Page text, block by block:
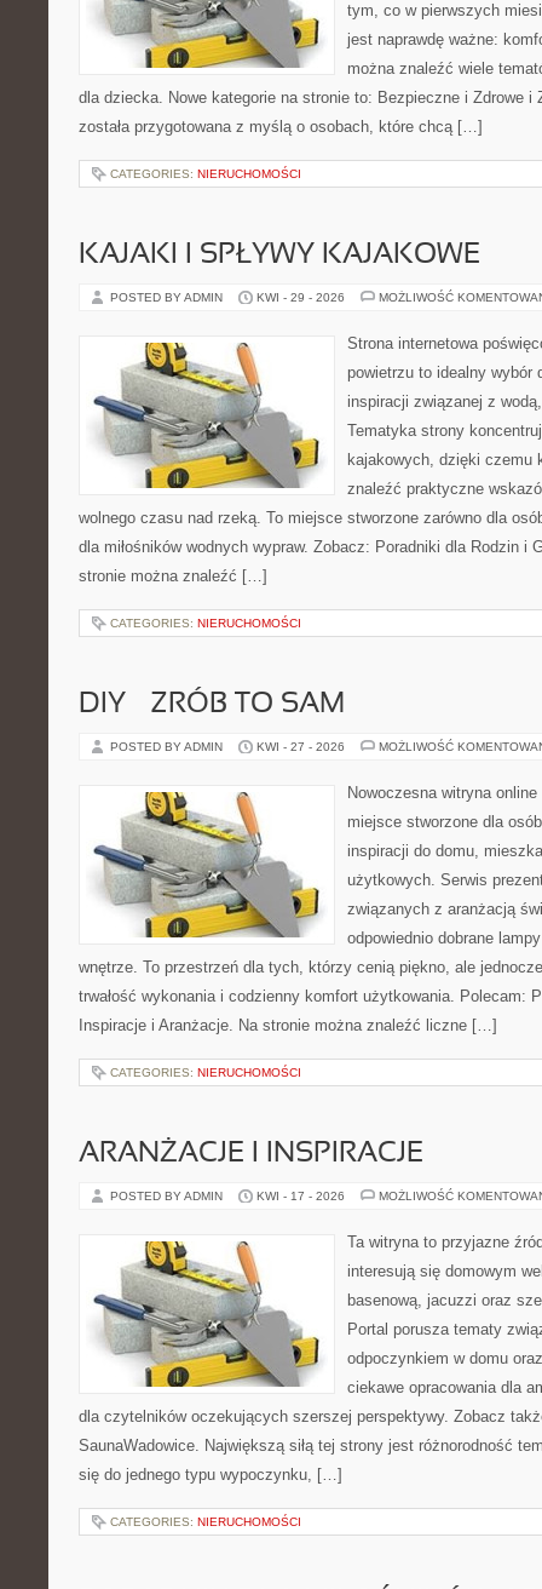
tym, co w pierwszych
jest naprawdę ważne:
można znaleźć wiele
dla dziecka. Nowe kategorie na stronie to: Bezpieczne i Zdrowe i
została przygotowana z myślą o osobach, które chcą […]
CATEGORIES: NIERUCHOMOŚCI
KAJAKI I SPŁYWY KAJAKOWE
POSTED BY ADMIN KWI - 29 - 2026 MOŻLIWOŚĆ
Strona internetowa
powietrzu to idealny wybór
inspiracji związanej z
Tematyka strony
kajakowych, dzięki czemu
znaleźć praktyczne
wolnego czasu nad rzeką. To miejsce stworzone zarówno dla
dla miłośników wodnych wypraw. Zobacz: Poradniki dla Rodzin i
stronie można znaleźć […]
CATEGORIES: NIERUCHOMOŚCI
DIY – ZRÓB TO SAM
POSTED BY ADMIN KWI - 27 - 2026 MOŻLIWOŚĆ
Nowoczesna witryna
miejsce stworzone dla
inspiracji do domu,
użytkowych. Serwis
związanych z aranżacją
odpowiednio dobrane
wnętrze. To przestrzeń dla tych, którzy cenią piękno, ale
trwałość wykonania i codzienny komfort użytkowania. Polecam:
Inspiracje i Aranżacje. Na stronie można znaleźć liczne […]
CATEGORIES: NIERUCHOMOŚCI
ARANŻACJE I INSPIRACJE
POSTED BY ADMIN KWI - 17 - 2026 MOŻLIWOŚĆ
Ta witryna to przyjazne
interesują się domowym
basenową, jacuzzi oraz
Portal porusza tematy
odpoczynkiem w domu
ciekawe opracowania dla
dla czytelników oczekujących szerszej perspektywy. Zobacz
SaunaWadowice. Największą siłą tej strony jest różnorodność
się do jednego typu wypoczynku, […]
CATEGORIES: NIERUCHOMOŚCI